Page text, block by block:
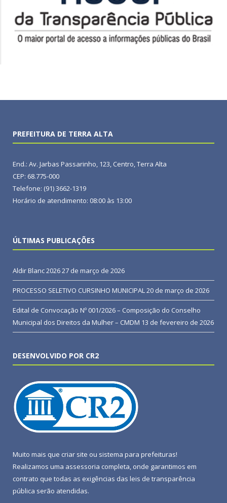
PREFEITURA DE TERRA ALTA
End.: Av. Jarbas Passarinho, 123, Centro, Terra Alta
CEP: 68.775-000
Telefone: (91) 3662-1319
Horário de atendimento: 08:00 às 13:00
ÚLTIMAS PUBLICAÇÕES
Aldir Blanc 202627 de março de 2026
PROCESSO SELETIVO CURSINHO MUNICIPAL20 de março de 2026
Edital de Convocação Nº 001/2026 – Composição do Conselho
Municipal dos Direitos da Mulher – CMDM 13 de fevereiro de 2026
DESENVOLVIDO POR CR2
Muito mais que criar site ou sistema para prefeituras!
Realizamos uma assessoria completa, onde garantimos em
contrato que todas as exigências das leis de transparência
pública serão atendidas.